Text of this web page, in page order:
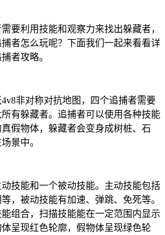
要利用技能和观察力来找出躲藏者，
者怎么玩呢？下面我们一起来看看详
者攻略。
非对称对抗地图，四个追捕者需要
有躲藏者。追捕者可以使用各种技能
假物体，躲藏者会变身成树桩、石
景中。
技能和一个被动技能。主动技能包括
，被动技能有加速、弹跳、免死等。
组合，扫描技能能在一定范围内显示
呈现红色轮廓，假物体呈现绿色轮